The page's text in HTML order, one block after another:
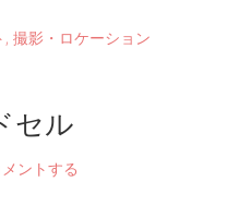
, 撮影・ロケーション
セル
メントする